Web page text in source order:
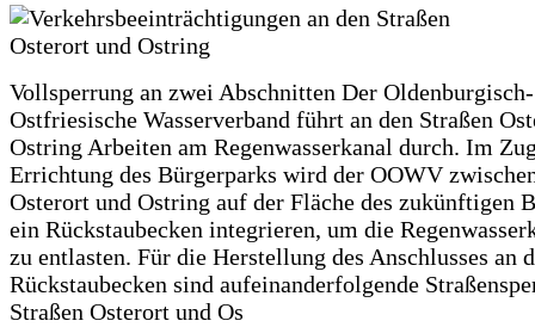
Vollsperrung an zwei Abschnitten Der Oldenburgisch-
Ostfriesische Wasserverband führt an den Straßen
Ostring Arbeiten am Regenwasserkanal durch. Im
Errichtung des Bürgerparks wird der OOWV
Osterort und Ostring auf der Fläche des zukünftigen
ein Rückstaubecken integrieren, um die
zu entlasten. Für die Herstellung des Anschlusses an
Rückstaubecken sind aufeinanderfolgende
Straßen Osterort und Os